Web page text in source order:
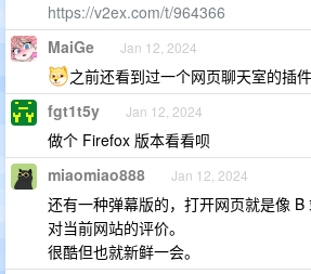
https://v2ex.com/t/964366
MaiGe Jan 12, 2024
之前还看到过一个网页聊天室的插件
fgt1t5y Jan 12, 2024
做个 Firefox 版本看看呗
miaomiao888 Jan 12, 2024
还有一种弹幕版的，打开网页就是像
对当前网站的评价。
很酷但也就新鲜一会。